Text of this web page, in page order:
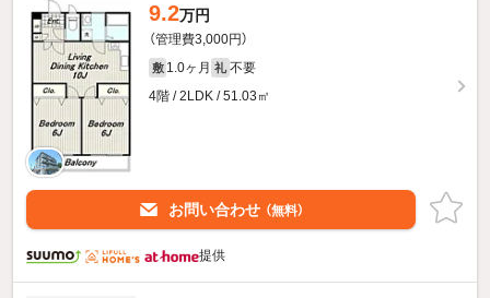
9.2万円
（管理費3,000円）
敷 1.0ヶ月 礼 不要
4階 / 2LDK / 51.03㎡
お問い合わせ （無料）
提供